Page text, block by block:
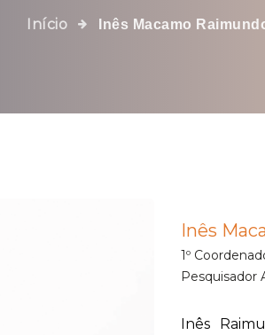
Início Inês Macamo
Inês
1º
Pesquisador
Inês